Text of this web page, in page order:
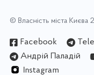
© Власність міста Києва
Facebook
Андрій Паладій
Instagram